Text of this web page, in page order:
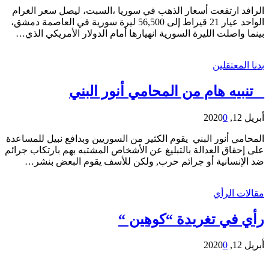
الرافد ارتفعت أسعار الذهب في سوريا ،السبت، ليصل سعر الغرام
الواحد عيار 21 قيراط إلى 56,500 ليرة سورية في العاصمة دمشق،
بينما واصلت الليرة السورية انهيارها أمام الدولار الأمريكي الذي…
بدنا المعتقلين
_ تنبيه هام من المحامي أنور البني
أبريل 12, 2020 0
المحامي أنور البني يقوم الكثير من السوريين وبدافع نبيل للمساعدة
على إحقاق العدالة بالتبليغ عن الأشخاص المشتبه بهم بارتكاب جرائم
ضد الإنسانية أو جرائم حرب, ولكن للأسف يقوم البعض بنشر…
مقالات الرأي
رأي في تغريدة “كوهين “
أبريل 12, 2020 0